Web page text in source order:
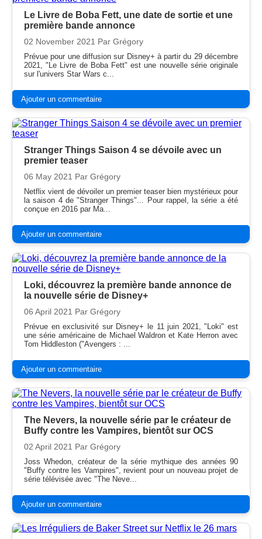
Le Livre de Boba Fett, une date de sortie et une
première bande annonce
02 November 2021 Par Grégory
Prévue pour une diffusion sur Disney+ à partir du 29 décembre
2021, "Le Livre de Boba Fett" est une nouvelle série originale
sur l'univers Star Wars c...
Ajouter un commentaire
Stranger Things Saison 4 se dévoile avec un
premier teaser
06 May 2021 Par Grégory
Netflix vient de dévoiler un premier teaser bien mystérieux pour
la saison 4 de "Stranger Things"... Pour rappel, la série a été
conçue en 2016 par Ma...
Ajouter un commentaire
Loki, découvrez la première bande annonce de
la nouvelle série de Disney+
06 April 2021 Par Grégory
Prévue en exclusivité sur Disney+ le 11 juin 2021, "Loki" est
une série américaine de Michael Waldron et Kate Herron avec
Tom Hiddleston ("Avengers : ...
Ajouter un commentaire
The Nevers, la nouvelle série par le créateur de
Buffy contre les Vampires, bientôt sur OCS
02 April 2021 Par Grégory
Joss Whedon, créateur de la série mythique des années 90
"Buffy contre les Vampires", revient pour un nouveau projet de
série télévisée avec "The Neve...
Ajouter un commentaire